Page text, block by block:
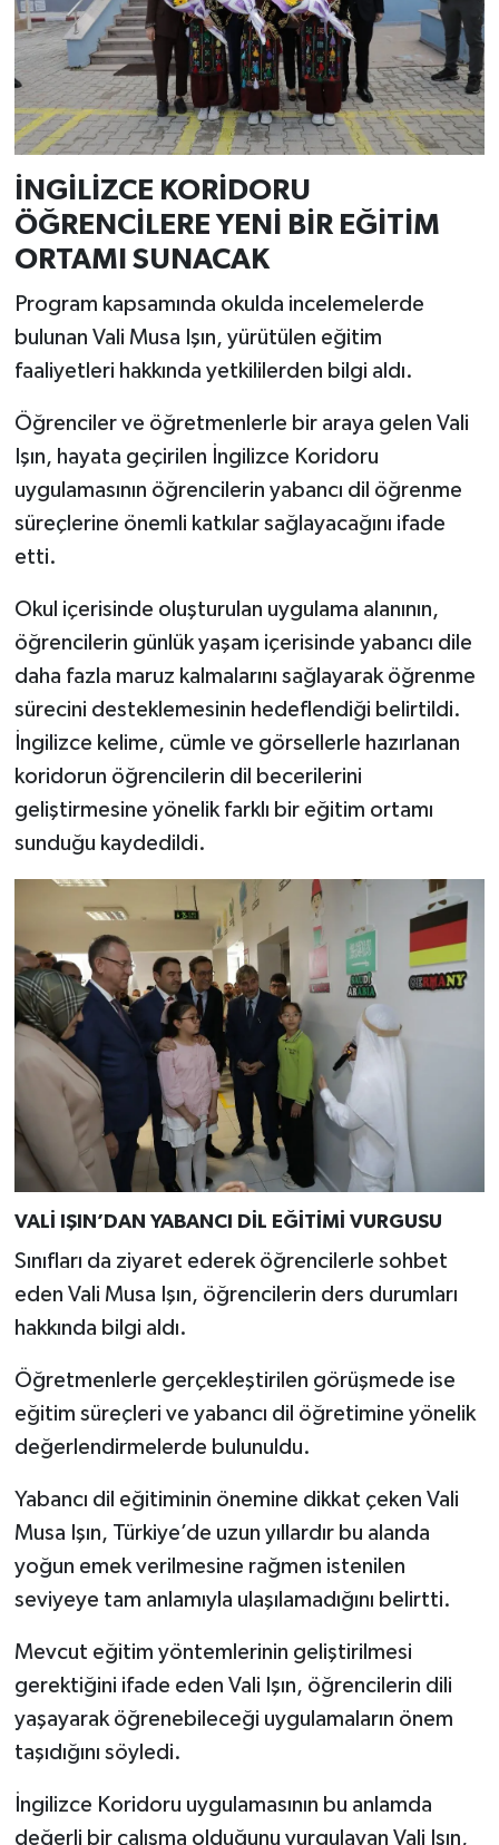
İNGİLİZCE KORİDORU
ÖĞRENCİLERE YENİ BİR EĞİTİM
ORTAMI SUNACAK
Program kapsamında okulda incelemelerde
bulunan Vali Musa Işın, yürütülen eğitim
faaliyetleri hakkında yetkililerden bilgi aldı.
Öğrenciler ve öğretmenlerle bir araya gelen Vali
Işın, hayata geçirilen İngilizce Koridoru
uygulamasının öğrencilerin yabancı dil öğrenme
süreçlerine önemli katkılar sağlayacağını ifade
etti.
Okul içerisinde oluşturulan uygulama alanının,
öğrencilerin günlük yaşam içerisinde yabancı dile
daha fazla maruz kalmalarını sağlayarak öğrenme
sürecini desteklemesinin hedeflendiği belirtildi.
İngilizce kelime, cümle ve görsellerle hazırlanan
koridorun öğrencilerin dil becerilerini
geliştirmesine yönelik farklı bir eğitim ortamı
sunduğu kaydedildi.
VALİ IŞIN’DAN YABANCI DİL EĞİTİMİ VURGUSU
Sınıfları da ziyaret ederek öğrencilerle sohbet
eden Vali Musa Işın, öğrencilerin ders durumları
hakkında bilgi aldı.
Öğretmenlerle gerçekleştirilen görüşmede ise
eğitim süreçleri ve yabancı dil öğretimine yönelik
değerlendirmelerde bulunuldu.
Yabancı dil eğitiminin önemine dikkat çeken Vali
Musa Işın, Türkiye’de uzun yıllardır bu alanda
yoğun emek verilmesine rağmen istenilen
seviyeye tam anlamıyla ulaşılamadığını belirtti.
Mevcut eğitim yöntemlerinin geliştirilmesi
gerektiğini ifade eden Vali Işın, öğrencilerin dili
yaşayarak öğrenebileceği uygulamaların önem
taşıdığını söyledi.
İngilizce Koridoru uygulamasının bu anlamda
değerli bir çalışma olduğunu vurgulayan Vali Işın,
Şaphane
Simav
Siyaset
Spor
Tavşanlı
Teknoloji
Türkiye
Video Galeri
Yaşam
Yemek Tarifleri